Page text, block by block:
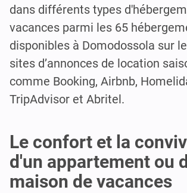
dans différents types
vacances parmi les 65
disponibles à Domodossola sur
sites d’annonces de location
comme Booking, Airbnb,
TripAdvisor et Abritel.
Le confort et la
d'un appartement ou
maison de vacances